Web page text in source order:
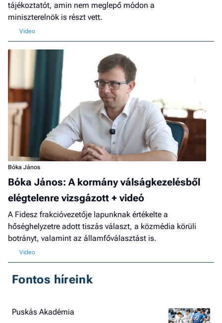
tájékoztatót, amin nem meglepő módon a
miniszterelnök is részt vett.
Bóka János
Bóka János: A kormány válságkezelésből
elégtelenre vizsgázott + videó
A Fidesz frakcióvezetője lapunknak értékelte a
hőséghelyzetre adott tiszás választ, a közmédia körüli
botrányt, valamint az államfőválasztást is.
Fontos híreink
Puskás Akadémia